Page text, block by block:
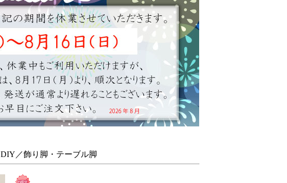
DIY／飾り脚・テーブル脚